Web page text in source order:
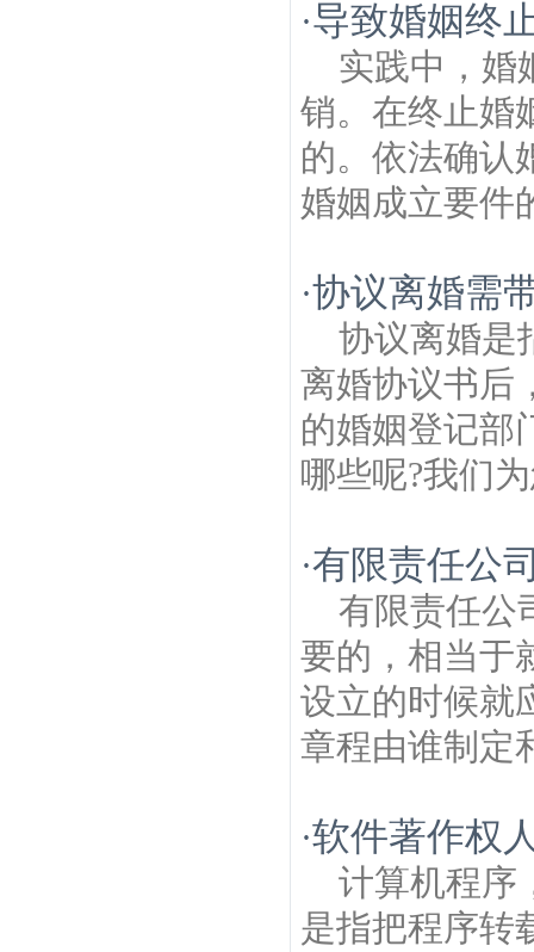
·导致婚姻终
实践中，婚
销。在终止婚
的。依法确认
婚姻成立要件
·协议离婚需
协议离婚是
离婚协议书后
的婚姻登记部
哪些呢?我们
·有限责任公
有限责任公
要的，相当于
设立的时候就
章程由谁制定
·软件著作权
计算机程序
是指把程序